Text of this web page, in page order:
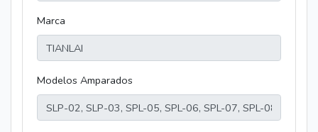
Marca
Modelos Amparados